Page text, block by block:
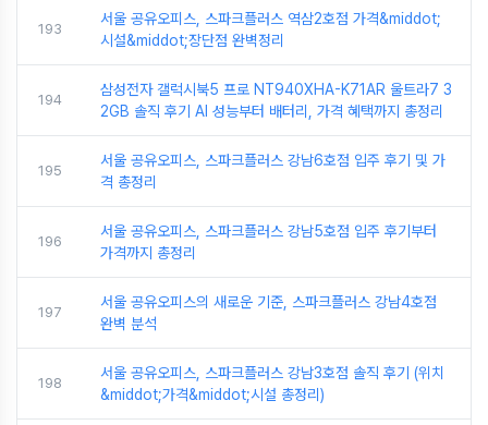
193
서울 공유오피스, 스파크플러스 역삼2호점 가격&middot;
시설&middot;장단점 완벽정리
194
삼성전자 갤럭시북5 프로 NT940XHA-K71AR 울트라7 3
2GB 솔직 후기 AI 성능부터 배터리, 가격 혜택까지 총정리
195
서울 공유오피스, 스파크플러스 강남6호점 입주 후기 및 가
격 총정리
196
서울 공유오피스, 스파크플러스 강남5호점 입주 후기부터
가격까지 총정리
197
서울 공유오피스의 새로운 기준, 스파크플러스 강남4호점
완벽 분석
198
서울 공유오피스, 스파크플러스 강남3호점 솔직 후기 (위치
&middot;가격&middot;시설 총정리)